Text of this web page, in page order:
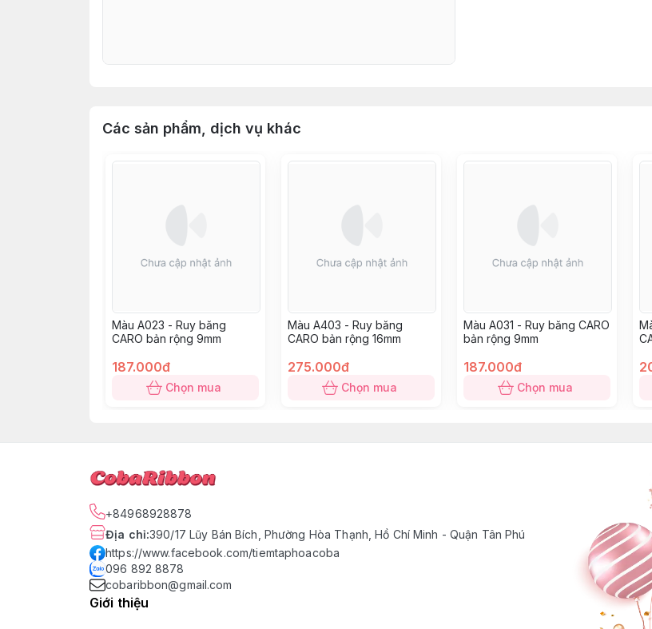
Các sản phẩm, dịch vụ khác
Màu A023 - Ruy băng
CARO bản rộng 9mm
187.000đ
Chọn mua
Màu A403 - Ruy băng
CARO bản rộng 16mm
275.000đ
Chọn mua
Màu A031 - Ruy băng CARO
bản rộng 9mm
187.000đ
Chọn mua
+84968928878
Địa chỉ:390/17 Lũy Bán Bích, Phường Hòa Thạnh, Hồ Chí Minh - Quận Tân Phú
https://www.facebook.com/tiemtaphoacoba
096 892 8878
cobaribbon@gmail.com
Giới thiệu